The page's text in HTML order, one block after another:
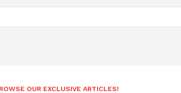
OUR EXCLUSIVE ARTICLES!